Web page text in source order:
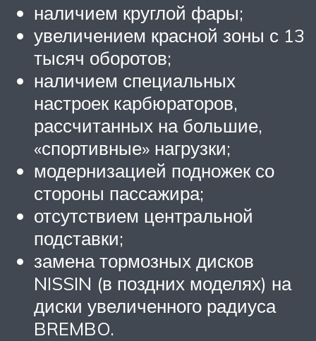
наличием круглой фары;
увеличением красной зоны с 13
тысяч оборотов;
наличием специальных
настроек карбюраторов,
рассчитанных на большие,
«спортивные» нагрузки;
модернизацией подножек со
стороны пассажира;
отсутствием центральной
подставки;
замена тормозных дисков
NISSIN (в поздних моделях) на
диски увеличенного радиуса
BREMBO.